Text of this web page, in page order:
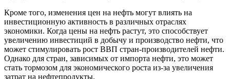
Кроме того, изменения цен на нефть могут влиять на
инвестиционную активность в различных отраслях
экономики. Когда цены на нефть растут, это способствует
увеличению инвестиций в добычу и производство нефти, что
может стимулировать рост ВВП стран-производителей нефти.
Однако для стран, зависимых от импорта нефти, это может
стать тормозом для экономического роста из-за увеличения
затрат на нефтепродукты.